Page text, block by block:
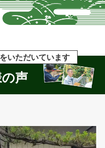
いただいています
声